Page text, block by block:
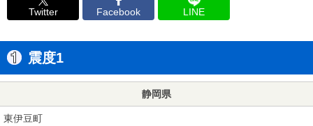
Twitter Facebook LINE
震度1
静岡県
東伊豆町